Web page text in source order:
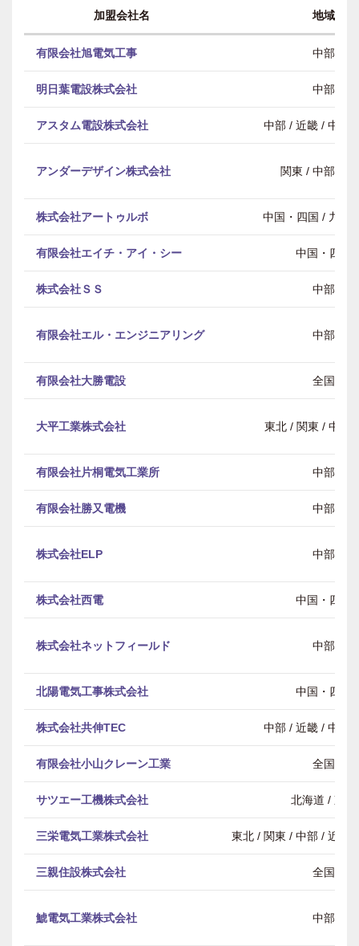
加盟会社名 地域
有限会社旭電気工事 中部
明日葉電設株式会社 中部
アスタム電設株式会社 中部 / 近畿 / 中国
アンダーデザイン株式会社 関東 / 中部 / 近
株式会社アートゥルボ 中国・四国 / 九州
有限会社エイチ・アイ・シー 中国・四国
株式会社ＳＳ 中部
有限会社エル・エンジニアリング 中部
有限会社大勝電設 全国
大平工業株式会社 東北 / 関東 / 中部
有限会社片桐電気工業所 中部
有限会社勝又電機 中部
株式会社ELP 中部
株式会社西電 中国・四国
株式会社ネットフィールド 中部
北陽電気工事株式会社 中国・四国
株式会社共伸TEC 中部 / 近畿 / 中国
有限会社小山クレーン工業 全国
サツエー工機株式会社 北海道 / 東北
三栄電気工業株式会社 東北 / 関東 / 中部 / 近畿
三親住設株式会社 全国
鯱電気工業株式会社 中部